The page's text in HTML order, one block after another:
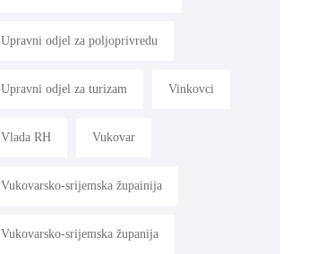
Upravni odjel za poljoprivredu
Upravni odjel za turizam Vinkovci
Vlada RH Vukovar
Vukovarsko-srijemska župainija
Vukovarsko-srijemska županija